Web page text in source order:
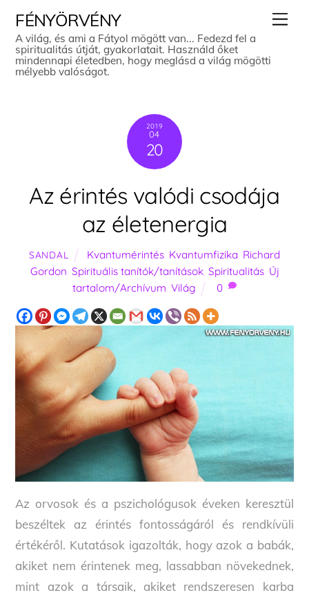
content
FÉNYÖRVÉNY
A világ, és ami a Fátyol mögött van... Fedezd fel a
spiritualitás útját, gyakorlatait. Használd őket
mindennapi életedben, hogy meglásd a világ mögötti
mélyebb valóságot.
2019
04
20
Az érintés valódi csodája
az életenergia
SANDAL Kvantumérintés, Kvantumfizika Richard
Gordon Spirituális tanítók/tanítások, Spiritualitás, Új
tartalom/Archívum Világ 0
Az orvosok és a pszichológusok éveken keresztül
beszéltek az érintés fontosságáról és rendkívüli
értékéről. Kutatások igazolták, hogy azok a babák,
akiket nem érintenek meg, lassabban növekednek,
mint azok a társaik, akiket rendszeresen karba